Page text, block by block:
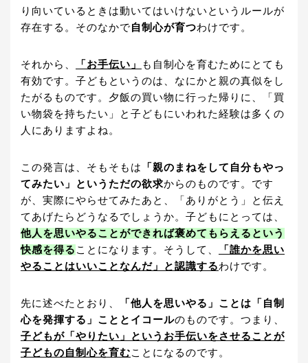
り向いているときは動いてはいけないというルールが
存在する。そのなかで自制心が育つわけです。
それから、 「お手伝い」
も自制心を育むためにとても
有効です。子どもというのは、なにかと親の真似をし
たがるものです。夕飯の買い物に行った帰りに、「買
い物袋を持ちたい」と子どもにいわれた経験は多くの
人にありますよね。
この発言は、そもそもは
「親のまねをして自分もやっ
てみたい」というただの欲求からのものです。です
が、実際にやらせてみたあと、「ありがとう」と伝え
てあげたらどうなるでしょうか。子どもにとっては、
他人を思いやることができれば褒めてもらえるという
快感を得る ことになります。そうして、
「誰かを思い
やることはいいことなんだ」と認識するわけです。
先に述べたとおり、
「他人を思いやる」ことは「自制
心を発揮する」こととイコールのものです。つまり、
子どもが「やりたい」というお手伝いをさせることが
子どもの自制心を育むことになるのです。